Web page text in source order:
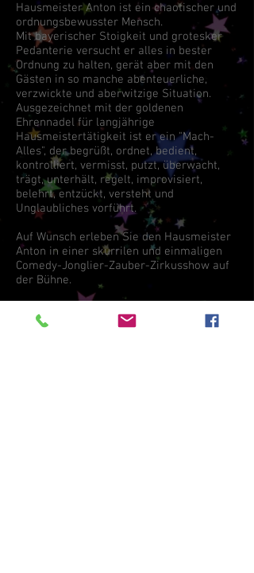
Hausmeister Anton ist ein chaotischer und
ordnungsbewusster Mensch.
Mit bayerischer Stoigkeit und grotesker
Pedanterie versucht er alles in bester
Ordnung zu halten, gerät aber mit den
Gästen in so manche abenteuerliche,
verzwickte und aberwitzige Situation.
Ausgezeichnet mit der goldenen
Ehrennadel für langjährige
Hausmeistertätigkeit ist er ein "Mach-
Alles", der begrüßt, ordnet, bedient,
kontrolliert, vermisst, putzt, überwacht,
trägt, unterhält, regelt, improvisiert,
belehrt, entzückt, versteht und
Unglaubliches vorführt.
Auf Wunsch erleben Sie den Hausmeister
Anton in einer skurrilen und einmaligen
Comedy-Jonglier-Zauber-Zirkusshow auf
der Bühne.